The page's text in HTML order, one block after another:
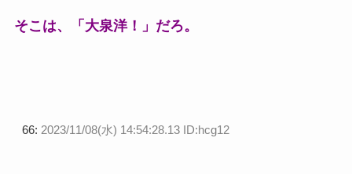
そこは、「大泉洋！」だろ。
66: 2023/11/08(水) 14:54:28.13 ID:hcg12